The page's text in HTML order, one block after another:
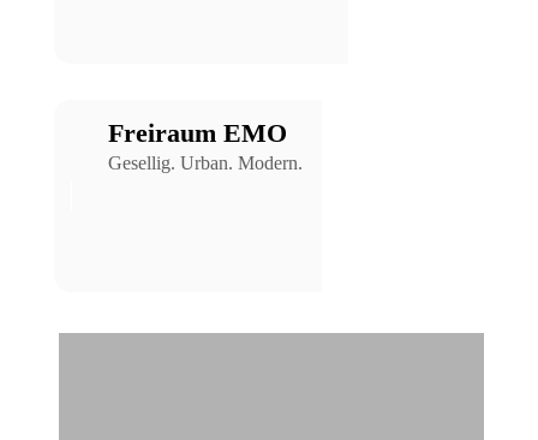
Freiraum EMO
Gesellig. Urban. Modern.